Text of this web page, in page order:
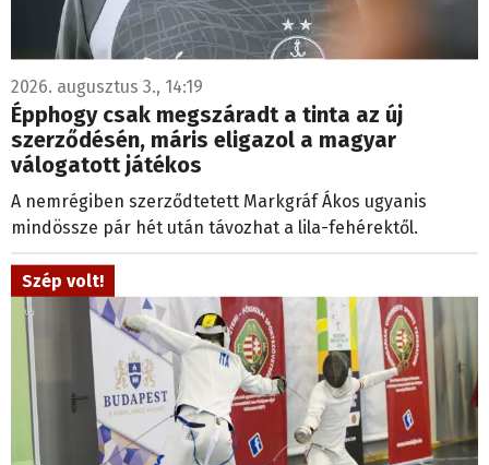
2026. augusztus 3., 14:19
Épphogy csak megszáradt a tinta az új
szerződésén, máris eligazol a magyar
válogatott játékos
A nemrégiben szerződtetett Markgráf Ákos ugyanis
mindössze pár hét után távozhat a lila-fehérektől.
Szép volt!